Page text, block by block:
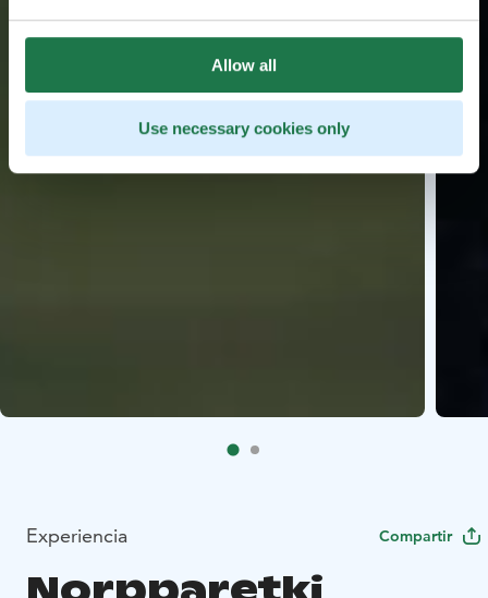
Allow all
Use necessary cookies only
Experiencia Compartir